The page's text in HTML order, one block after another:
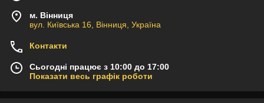
м. Вінниця
вул. Київська 16, Вінниця, Україна
Контакти
Сьогодні працює з 10:00 до 17:00
Показати весь графік роботи